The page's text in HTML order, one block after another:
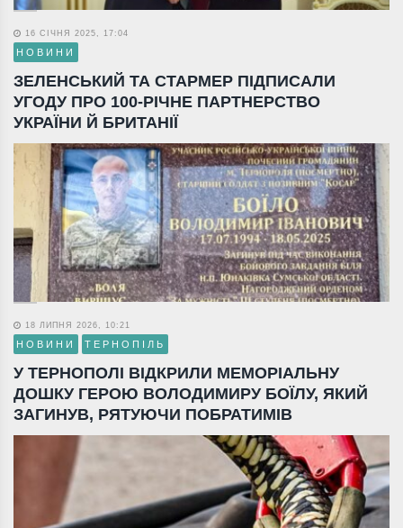
16 СІЧНЯ 2025, 17:04
НОВИНИ
ЗЕЛЕНСЬКИЙ ТА СТАРМЕР ПІДПИСАЛИ
УГОДУ ПРО 100-РІЧНЕ ПАРТНЕРСТВО
УКРАЇНИ Й БРИТАНІЇ
18 ЛИПНЯ 2026, 10:21
НОВИНИ ТЕРНОПІЛЬ
У ТЕРНОПОЛІ ВІДКРИЛИ МЕМОРІАЛЬНУ
ДОШКУ ГЕРОЮ ВОЛОДИМИРУ БОЇЛУ, ЯКИЙ
ЗАГИНУВ, РЯТУЮЧИ ПОБРАТИМІВ